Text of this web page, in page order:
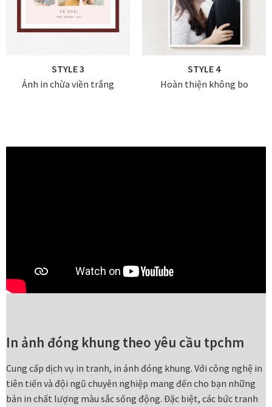
Saigon In Monochrome
Thịnh Vượng Collection
Tranh ánh kim Collection
Tranh chim sếu nghệ thuật
Catalogue Bộ Sưu Tập Mã Vương
STYLE 3
Ảnh in chừa viền trắng
STYLE 4
Hoàn thiện không bo
In ảnh đóng khung theo yêu cầu tpchm
Cung cấp dịch vụ in tranh, in ảnh đóng khung. Với công nghệ in
tiên tiến và đội ngũ chuyên nghiệp mang đến cho bạn những
bản in chất lượng màu sắc sống động. Đặc biệt, các bức tranh